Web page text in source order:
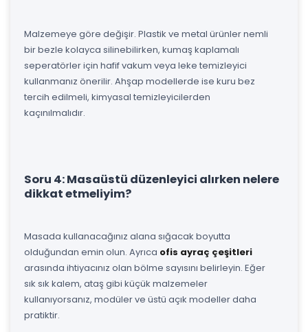
Malzemeye göre değişir. Plastik ve metal ürünler nemli
bir bezle kolayca silinebilirken, kumaş kaplamalı
seperatörler için hafif vakum veya leke temizleyici
kullanmanız önerilir. Ahşap modellerde ise kuru bez
tercih edilmeli, kimyasal temizleyicilerden
kaçınılmalıdır.
Soru 4: Masaüstü düzenleyici alırken nelere
dikkat etmeliyim?
Masada kullanacağınız alana sığacak boyutta
olduğundan emin olun. Ayrıca ofis ayraç çeşitleri
arasında ihtiyacınız olan bölme sayısını belirleyin. Eğer
sık sık kalem, ataş gibi küçük malzemeler
kullanıyorsanız, modüler ve üstü açık modeller daha
pratiktir.